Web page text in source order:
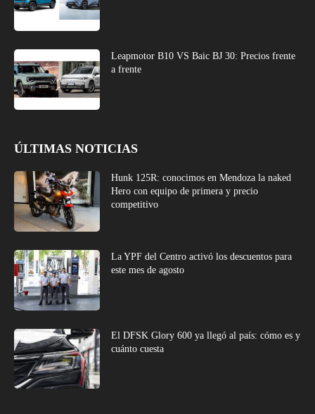
Leapmotor B10 VS Baic BJ 30: Precios frente
a frente
ÚLTIMAS NOTICIAS
Hunk 125R: conocimos en Mendoza la naked
Hero con equipo de primera y precio
competitivo
La YPF del Centro activó los descuentos para
este mes de agosto
El DFSK Glory 600 ya llegó al país: cómo es y
cuánto cuesta